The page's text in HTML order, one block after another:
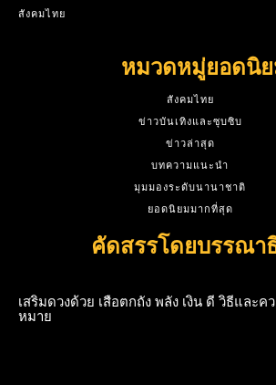
สังคมไทย
หมวดหมู่ยอดนิ
สังคมไทย
ข่าวบันเทิงและซุบซิบ
ข่าวล่าสุด
บทความแนะนำ
มุมมองระดับนานาชาติ
ยอดนิยมมากที่สุด
คัดสรรโดยบรรณา
เสริมดวงด้วย เสือตกถัง พลัง เงิน ดี วิธีและค
หมาย